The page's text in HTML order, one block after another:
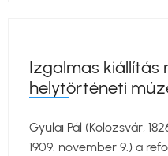
Izgalmas kiállítás
helytörténeti
Gyulai Pál (Kolozsvár,
1909. november 9.) a